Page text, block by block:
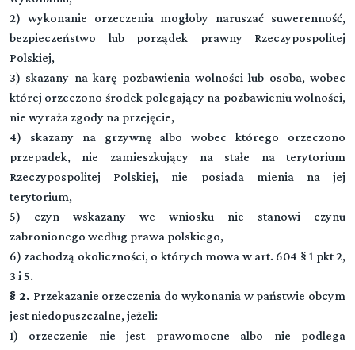
2) wykonanie orzeczenia mogłoby naruszać suwerenność,
bezpieczeństwo lub porządek prawny Rzeczypospolitej
Polskiej,
3) skazany na karę pozbawienia wolności lub osoba, wobec
której orzeczono środek polegający na pozbawieniu wolności,
nie wyraża zgody na przejęcie,
4) skazany na grzywnę albo wobec którego orzeczono
przepadek, nie zamieszkujący na stałe na terytorium
Rzeczypospolitej Polskiej, nie posiada mienia na jej
terytorium,
5) czyn wskazany we wniosku nie stanowi czynu
zabronionego według prawa polskiego,
6) zachodzą okoliczności, o których mowa w art. 604 § 1 pkt 2,
3 i 5.
§ 2. Przekazanie orzeczenia do wykonania w państwie obcym
jest niedopuszczalne, jeżeli:
1) orzeczenie nie jest prawomocne albo nie podlega